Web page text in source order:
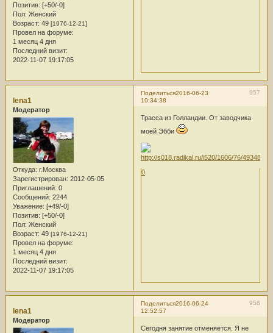
Позитив: [+50/-0]
Пол: Женский
Возраст: 49 [1976-12-21]
Провел на форуме:
1 месяц 4 дня
Последний визит:
2022-11-07 19:17:05
Поделиться 957
2016-06-23
10:34:38
lena1
Модератор
Откуда: г.Москва
Зарегистрирован: 2012-05-05
Приглашений: 0
Сообщений: 2244
Уважение: [+49/-0]
Позитив: [+50/-0]
Пол: Женский
Возраст: 49 [1976-12-21]
Провел на форуме:
1 месяц 4 дня
Последний визит:
2022-11-07 19:17:05
Трасса из Голландии. От заводчика
моей Эбби
0
Поделиться 958
2016-06-24
12:52:57
lena1
Модератор
Сегодня занятие отменяется. Я не